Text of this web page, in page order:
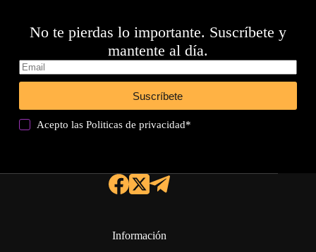
No te pierdas lo importante. Suscríbete y
mantente al día.
Suscríbete
Acepto lasPoliticas de privacidad*
Información